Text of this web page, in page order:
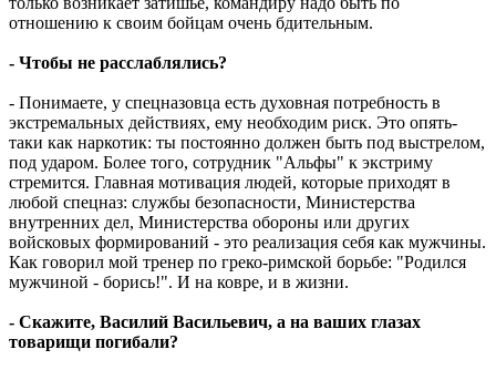
отношению к своим бойцам очень бдительным.
- Чтобы не расслаблялись?
- Понимаете, у спецназовца есть духовная потребность в
экстремальных действиях, ему необходим риск. Это опять-
таки как наркотик: ты постоянно должен быть под выстрелом,
под ударом. Более того, сотрудник "Альфы" к экстриму
стремится. Главная мотивация людей, которые приходят в
любой спецназ: службы безопасности, Министерства
внутренних дел, Министерства обороны или других
войсковых формирований - это реализация себя как мужчины.
Как говорил мой тренер по греко-римской борьбе: "Родился
мужчиной - борись!". И на ковре, и в жизни.
- Скажите, Василий Васильевич, а на ваших глазах
товарищи погибали?